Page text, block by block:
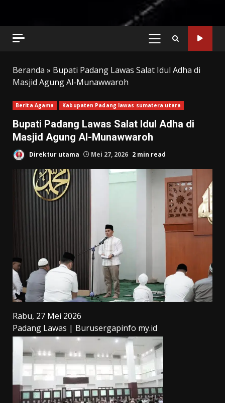
PRIMARY
Beranda » Bupati Padang Lawas Salat Idul Adha di
Masjid Agung Al-Munawwaroh
Berita Agama Kabupaten Padang lawas sumatera utara
Bupati Padang Lawas Salat Idul Adha di
Masjid Agung Al-Munawwaroh
Direktur utama Mei 27, 2026 2 min read
Rabu, 27 Mei 2026
Padang Lawas | Burusergapinfo my.id